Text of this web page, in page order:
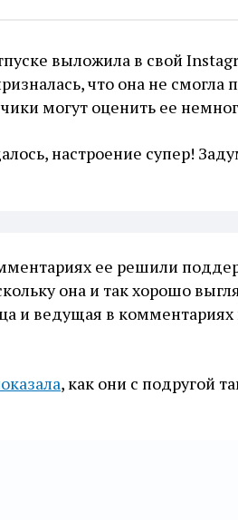
выложила в свой
что она не смогла
могут оценить ее
настроение супер!
ее решили
она и так хорошо
и ведущая в комментариях
, как они с подругой